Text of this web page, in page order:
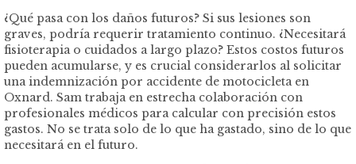
¿Qué pasa con los daños futuros? Si sus lesiones son
graves, podría requerir tratamiento continuo. ¿Necesitará
fisioterapia o cuidados a largo plazo? Estos costos futuros
pueden acumularse, y es crucial considerarlos al solicitar
una indemnización por accidente de motocicleta en
Oxnard. Sam trabaja en estrecha colaboración con
profesionales médicos para calcular con precisión estos
gastos. No se trata solo de lo que ha gastado, sino de lo que
necesitará en el futuro.